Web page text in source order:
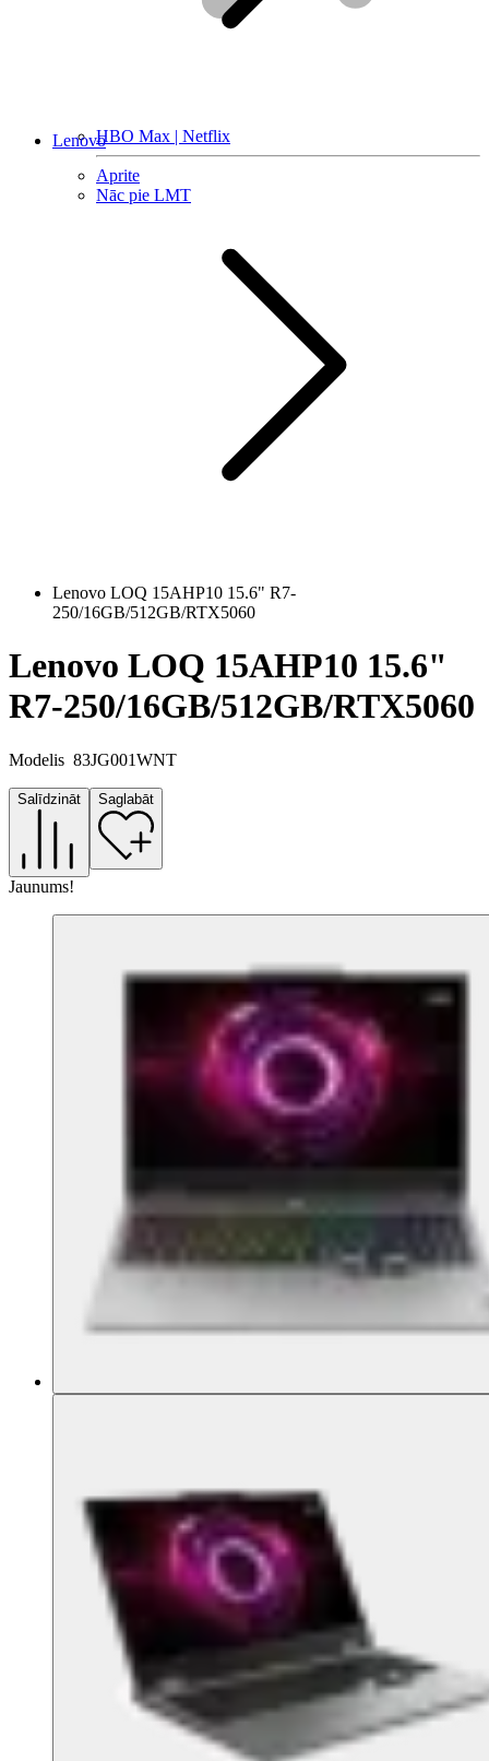
HBO Max | Netflix
Aprite
Nāc pie LMT
Lenovo
Lenovo LOQ 15AHP10 15.6" R7-
250/16GB/512GB/RTX5060
Lenovo LOQ 15AHP10 15.6"
R7-250/16GB/512GB/RTX5060
Modelis 83JG001WNT
Salīdzināt Saglabāt
Jaunums!